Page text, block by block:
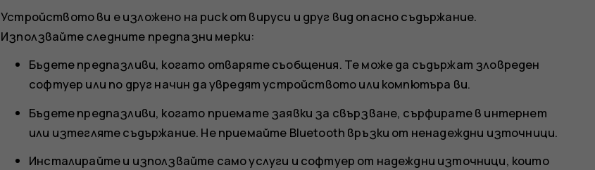
Устройството ви е изложено на риск от вируси и друг вид опасно съдържание.
Използвайте следните предпазни мерки:
Бъдете предпазливи, когато отваряте съобщения. Те може да съдържат зловреден
софтуер или по друг начин да увредят устройството или компютъра ви.
Бъдете предпазливи, когато приемате заявки за свързване, сърфирате в интернет
или изтегляте съдържание. Не приемайте Bluetooth връзки от ненадеждни източници.
Инсталирайте и използвайте само услуги и софтуер от надеждни източници, които